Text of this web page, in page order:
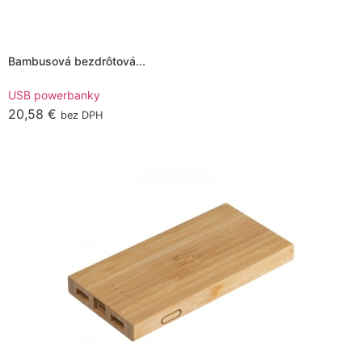
the
product
page
Bambusová bezdrôtová...
USB powerbanky
20,58 € bez DPH